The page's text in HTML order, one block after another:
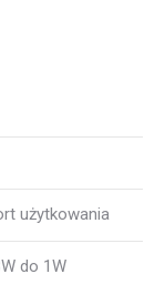
użytkowania
do 1W